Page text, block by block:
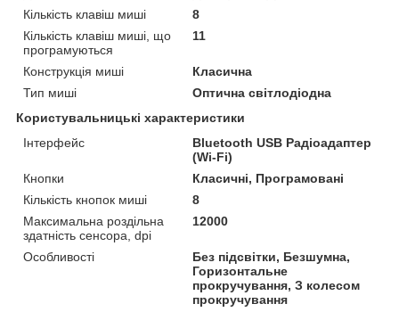
Кількість клавіш миші
8
Кількість клавіш миші, що
програмуються
11
Конструкція миші
Класична
Тип миші
Оптична світлодіодна
Користувальницькі характеристики
Інтерфейс
Bluetooth USB Радіоадаптер
(Wi-Fi)
Кнопки
Класичні, Програмовані
Кількість кнопок миші
8
Максимальна роздільна
здатність сенсора, dpi
12000
Особливості
Без підсвітки, Безшумна,
Горизонтальне
прокручування, З колесом
прокручування